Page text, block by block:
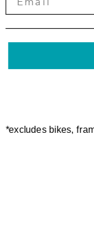
*excludes bikes,